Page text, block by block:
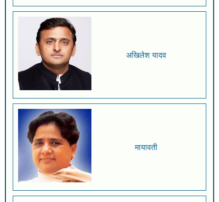
अखिलेश यादव
मायावती